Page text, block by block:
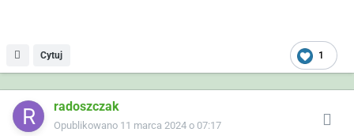
1
Cytuj
radoszczak
Opublikowano 11 marca 2024 o 07:17